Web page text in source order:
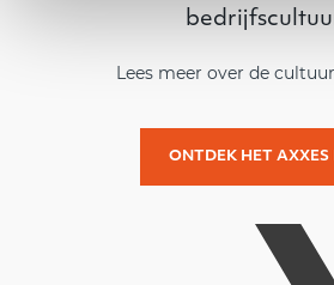
Lees meer over de